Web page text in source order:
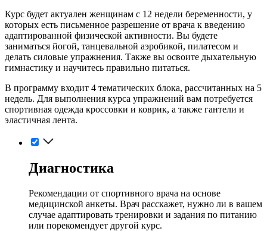
Курс будет актуален женщинам с 12 недели беременности, у
которых есть письменное разрешение от врача к введению
адаптированной физической активности. Вы будете
заниматься йогой, танцевальной аэробикой, пилатесом и
делать силовые упражнения. Также вы освоите дыхательную
гимнастику и научитесь правильно питаться.
В программу входит 4 тематических блока, рассчитанных на 5
недель. Для выполнения курса упражнений вам потребуется
спортивная одежда кроссовки и коврик, а также гантели и
эластичная лента.
Диагностика
Рекомендации от спортивного врача на основе
медицинской анкеты. Врач расскажет, нужно ли в вашем
случае адаптировать тренировки и задания по питанию
или порекомендует другой курс.